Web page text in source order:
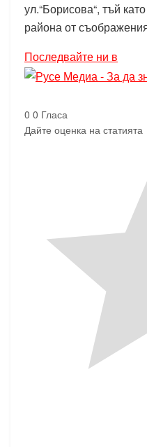
ул.“Борисова“, тъй
района от
Последвайте ни в
0 0 Гласа
Дайте оценка на статията